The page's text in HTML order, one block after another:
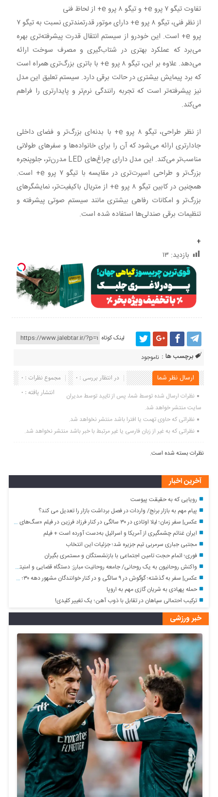
تفاوت تیگو ۷ پرو e+ و تیگو ۸ پرو e+ از لحاظ فنی
از نظر فنی، تیگو ۸ پرو e+ دارای موتور قدرتمندتری نسبت به تیگو ۷
پرو e+ است. این خودرو از سیستم انتقال قدرت پیشرفته‌تری بهره
می‌برد که عملکرد بهتری در شتاب‌گیری و مصرف سوخت ارائه
می‌دهد. علاوه بر این، تیگو ۸ پرو e+ با باتری بزرگ‌تری همراه است
که برد پیمایش بیشتری در حالت برقی دارد. سیستم تعلیق این مدل
نیز پیشرفته‌تر است که تجربه رانندگی نرم‌تر و پایدارتری را فراهم
می‌کند.
از نظر طراحی، تیگو ۸ پرو e+ با بدنه‌ای بزرگ‌تر و فضای داخلی
جادارتری ارائه می‌شود که آن را برای خانواده‌ها و سفرهای طولانی
مناسب‌تر می‌کند. این مدل دارای چراغ‌های LED مدرن‌تر، جلوپنجره
بزرگ‌تر و طراحی اسپرت‌تری در مقایسه با تیگو ۷ پرو e+ است.
همچنین در کابین تیگو ۸ پرو e+ از متریال باکیفیت‌تر، نمایشگرهای
بزرگ‌تر و امکانات رفاهی بیشتری مانند سیستم صوتی پیشرفته و
تنظیمات برقی صندلی‌ها استفاده شده است.
+
بازدید: ۱۳
لینک کوتاه
برچسب ها : ناموجود
ارسال نظر شما مجموع نظرات : 0
در انتظار بررسی : 0
انتشار یافته : 0
نظرات ارسال شده توسط شما، پس از تایید توسط مدیران
سایت منتشر خواهد شد.
نظراتی که حاوی تهمت یا افترا باشد منتشر نخواهد شد.
نظراتی که به غیر از زبان فارسی یا غیر مرتبط با خبر باشد منتشر نخواهد شد.
نظرات بسته شده است.
آخرین اخبار
رویایی که به حقیقت پیوست
پیام مهم به بازار برنج/ واردات در فصل برداشت بازار را تعدیل می کند؟
عکس| سفر زمان؛ لیلا اوتادی در ۳۰ سالگی در کنار فرزاد فرزین در فیلم «سگ‌های پوشالی»
ایران غنائم چشمگیری از آمریکا و اسرائیل به‌دست آورده است + فیلم
مجتبی جباری سرمربی تیم جزیره شد؛ جزئیات این انتخاب
فوری؛ اتمام حجت تامین اجتماعی با بازنشستگان و مستمری بگیران
واکنش روحانیون به یک روحانی/ جامعه روحانیت مبارز: دستگاه قضایی و امنیتی با باقر خرازی برخورد کنند
عکس| سفر به گذشته؛ گوگوش در ۹ سالگی و در کنار خوانندگان مشهور دهه ۳۰؛ سال ۱۳۳۸
حمله پهپادی به شریان گازی مهم به اروپا
ترکیب احتمالی سپاهان در تقابل با ذوب آهن؛ یک تغییر کلیدی!
خبر ورزشی